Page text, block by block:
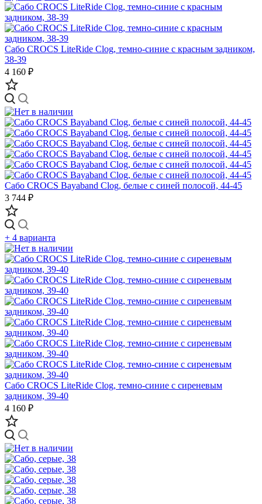
Сабо CROCS LiteRide Clog, темно-синие с красным задником,
38-39
4 160 ₽
Сабо CROCS Bayaband Clog, белые с синей полосой, 44-45
3 744 ₽
+ 4 варианта
Сабо CROCS LiteRide Clog, темно-синие с сиреневым
задником, 39-40
4 160 ₽